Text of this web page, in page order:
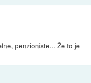
penzioniste... Že to je